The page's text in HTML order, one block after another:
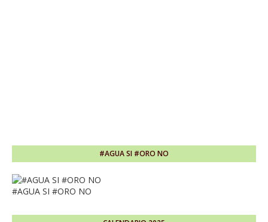
#AGUA SI #ORO NO
#AGUA SI #ORO NO